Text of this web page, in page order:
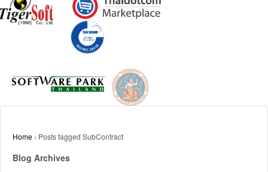
Home › Posts tagged SubContract
Blog Archives